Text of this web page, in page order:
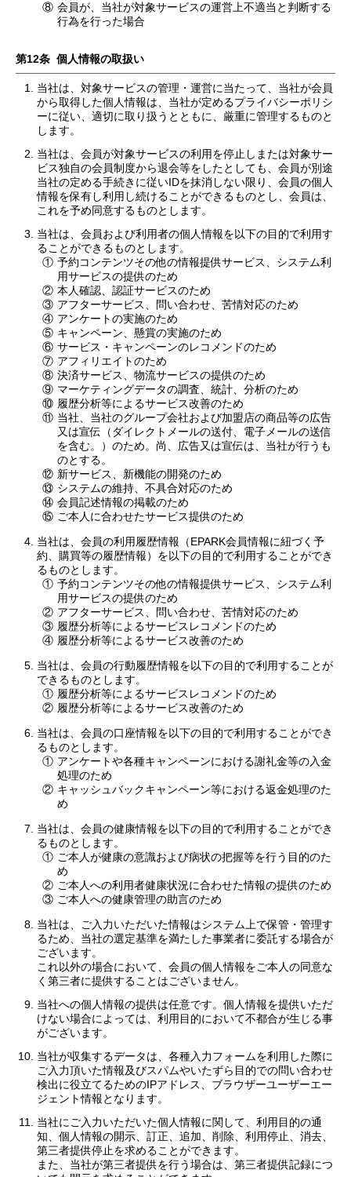
⑧ 会員が、当社が対象サービスの運営上不適当と判断する
行為を行った場合
第12条 個人情報の取扱い
当社は、対象サービスの管理・運営に当たって、当社が会員
から取得した個人情報は、当社が定めるプライバシーポリシ
ーに従い、適切に取り扱うとともに、厳重に管理するものと
します。
当社は、会員が対象サービスの利用を停止しまたは対象サー
ビス独自の会員制度から退会等をしたとしても、会員が別途
当社の定める手続きに従いIDを抹消しない限り、会員の個人
情報を保有し利用し続けることができるものとし、会員は、
これを予め同意するものとします。
当社は、会員および利用者の個人情報を以下の目的で利用す
ることができるものとします。
① 予約コンテンツその他の情報提供サービス、システム利
用サービスの提供のため
② 本人確認、認証サービスのため
③ アフターサービス、問い合わせ、苦情対応のため
④ アンケートの実施のため
⑤ キャンペーン、懸賞の実施のため
⑥ サービス・キャンペーンのレコメンドのため
⑦ アフィリエイトのため
⑧ 決済サービス、物流サービスの提供のため
⑨ マーケティングデータの調査、統計、分析のため
⑩ 履歴分析等によるサービス改善のため
⑪ 当社、当社のグループ会社および加盟店の商品等の広告
又は宣伝（ダイレクトメールの送付、電子メールの送信
を含む。）のため。尚、広告又は宣伝は、当社が行うも
のとする。
⑫ 新サービス、新機能の開発のため
⑬ システムの維持、不具合対応のため
⑭ 会員記述情報の掲載のため
⑮ ご本人に合わせたサービス提供のため
当社は、会員の利用履歴情報（EPARK会員情報に紐づく予
約、購買等の履歴情報）を以下の目的で利用することができ
るものとします。
① 予約コンテンツその他の情報提供サービス、システム利
用サービスの提供のため
② アフターサービス、問い合わせ、苦情対応のため
③ 履歴分析等によるサービスレコメンドのため
④ 履歴分析等によるサービス改善のため
当社は、会員の行動履歴情報を以下の目的で利用することが
できるものとします。
① 履歴分析等によるサービスレコメンドのため
② 履歴分析等によるサービス改善のため
当社は、会員の口座情報を以下の目的で利用することができ
るものとします。
① アンケートや各種キャンペーンにおける謝礼金等の入金
処理のため
② キャッシュバックキャンペーン等における返金処理のた
め
当社は、会員の健康情報を以下の目的で利用することができ
るものとします。
① ご本人が健康の意識および病状の把握等を行う目的のた
め
② ご本人への利用者健康状況に合わせた情報の提供のため
③ ご本人への健康管理の助言のため
当社は、ご入力いただいた情報はシステム上で保管・管理す
るため、当社の選定基準を満たした事業者に委託する場合が
ございます。
これ以外の場合において、会員の個人情報をご本人の同意な
く第三者に提供することはございません。
当社への個人情報の提供は任意です。個人情報を提供いただ
けない場合によっては、利用目的において不都合が生じる事
がございます。
当社が収集するデータは、各種入力フォームを利用した際に
ご入力頂いた情報及びスパムやいたずら目的での問い合わせ
検出に役立てるためのIPアドレス、ブラウザーユーザーエー
ジェント情報となります。
当社にご入力いただいた個人情報に関して、利用目的の通
知、個人情報の開示、訂正、追加、削除、利用停止、消去、
第三者提供停止を求めることができます。
また、当社が第三者提供を行う場合は、第三者提供記録につ